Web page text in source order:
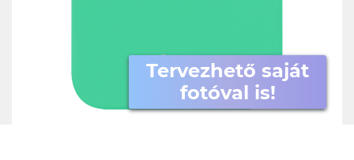
Tervezhető saját
fotóval is!